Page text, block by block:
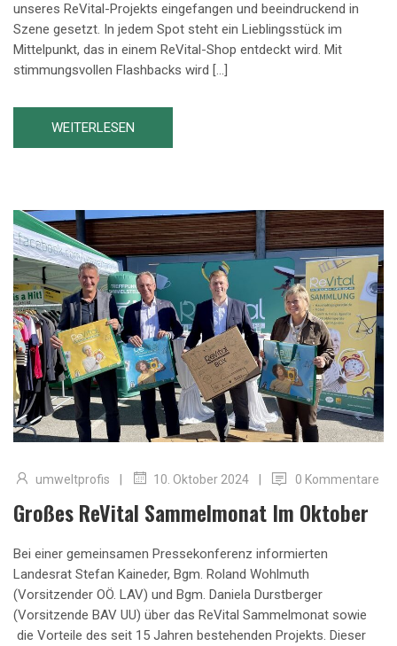
unseres ReVital-Projekts eingefangen und beeindruckend in
Szene gesetzt. In jedem Spot steht ein Lieblingsstück im
Mittelpunkt, das in einem ReVital-Shop entdeckt wird. Mit
stimmungsvollen Flashbacks wird […]
WEITERLESEN
umweltprofis | 10. Oktober 2024 | 0 Kommentare
Großes ReVital Sammelmonat Im Oktober
Bei einer gemeinsamen Pressekonferenz informierten
Landesrat Stefan Kaineder, Bgm. Roland Wohlmuth
(Vorsitzender OÖ. LAV) und Bgm. Daniela Durstberger
(Vorsitzende BAV UU) über das ReVital Sammelmonat sowie
die Vorteile des seit 15 Jahren bestehenden Projekts. Dieser